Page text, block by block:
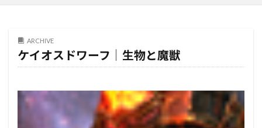
ARCHIVE
ケイオスドワーフ│生物と魔獣